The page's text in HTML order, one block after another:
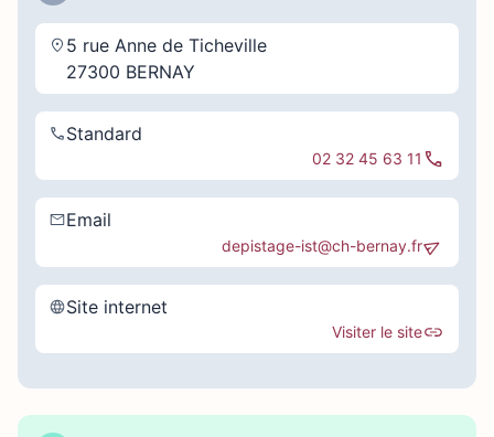
5 rue Anne de Ticheville
27300 BERNAY
Standard
02 32 45 63 11
Email
depistage-ist@ch-bernay.fr
Site internet
Visiter le site